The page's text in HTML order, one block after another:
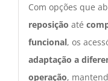
Com opções que
reposição até
funcional, os
adaptação a
operação,